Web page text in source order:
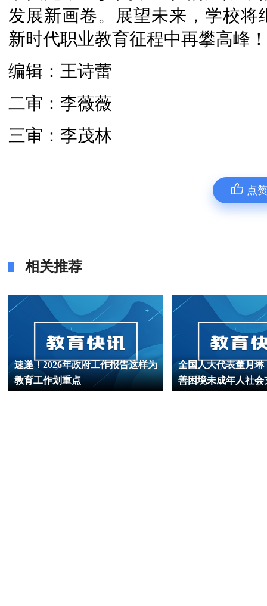
发展新画卷。展望未来，学校
新时代职业教育征程中再攀高峰！
编辑：王诗蕾
二审：李薇薇
三审：李茂林
点
相关推荐
速递！2026年政府工作报告这样为
教育工作划重点
全国人大代表董月琳
善困境未成年人社会